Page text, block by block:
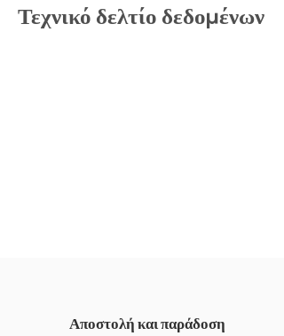
Τεχνικό δελτίο δεδομένων
Αποστολή και παράδοση